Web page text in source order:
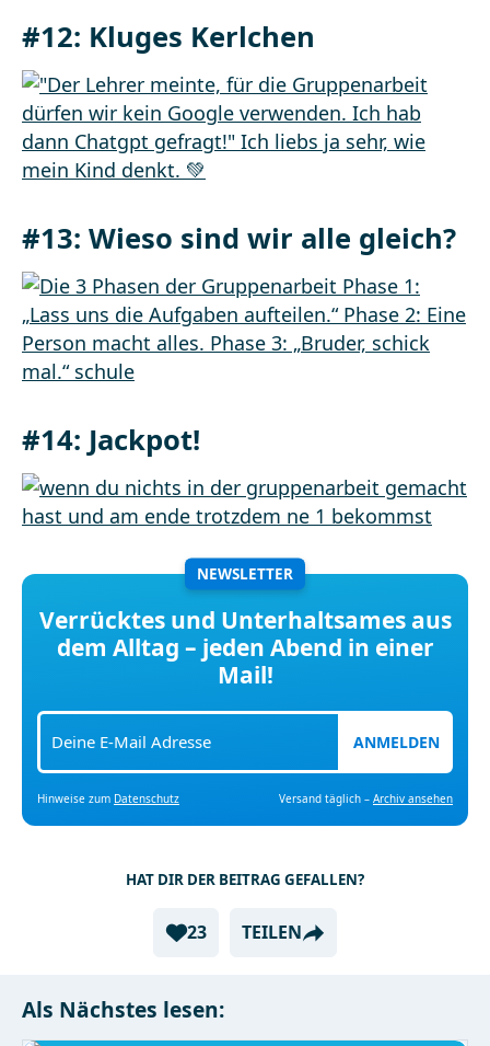
#12: Kluges Kerlchen
#13: Wieso sind wir alle gleich?
#14: Jackpot!
NEWSLETTER
Verrücktes und Unterhaltsames aus
dem Alltag – jeden Abend in einer
Mail!
ANMELDEN
Hinweise zum Datenschutz Versand täglich – Archiv ansehen
HAT DIR DER BEITRAG GEFALLEN?
23 TEILEN
Als Nächstes lesen: